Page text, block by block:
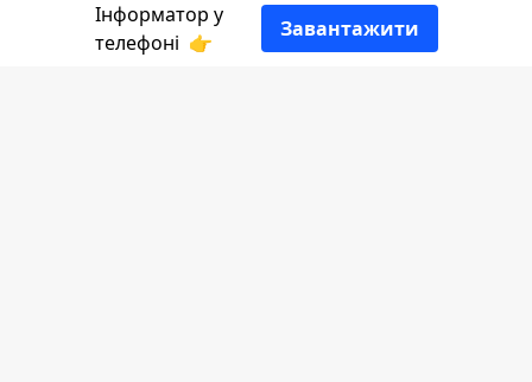
Інформатор у
телефоні 👉
Завантажити